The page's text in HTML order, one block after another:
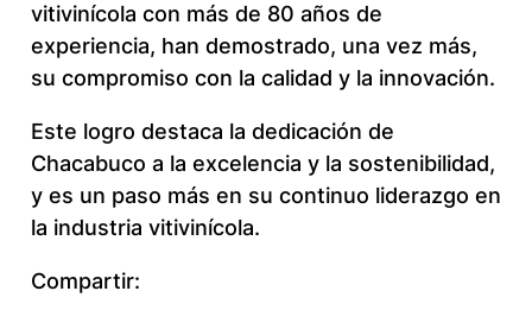
vitivinícola con más de 80 años de
experiencia, han demostrado, una vez más,
su compromiso con la calidad y la innovación.
Este logro destaca la dedicación de
Chacabuco a la excelencia y la sostenibilidad,
y es un paso más en su continuo liderazgo en
la industria vitivinícola.
Compartir: